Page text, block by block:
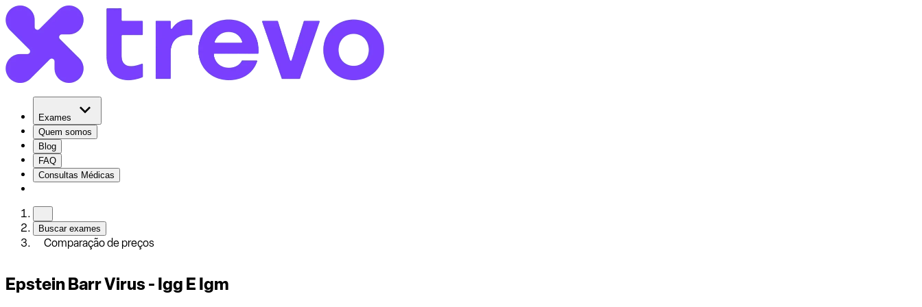
Exames
Quem somos
Blog
FAQ
Consultas Médicas
Buscar exames
Comparação de preços
Epstein Barr Virus - Igg E Igm